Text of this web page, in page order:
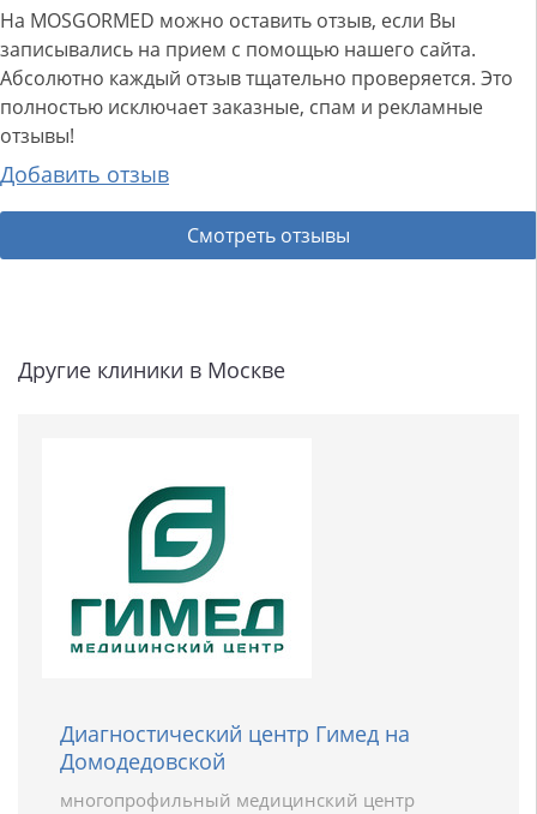
На MOSGORMED можно оставить отзыв, если Вы
записывались на прием с помощью нашего сайта.
Абсолютно каждый отзыв тщательно проверяется. Это
полностью исключает заказные, спам и рекламные
отзывы!
Добавить отзыв
Смотреть отзывы
Другие клиники в Москве
Диагностический центр Гимед на
Домодедовской
многопрофильный медицинский центр